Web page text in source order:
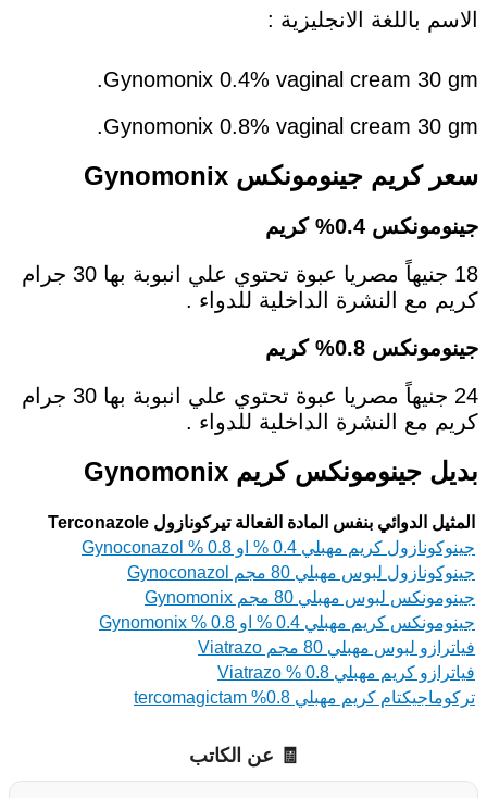
الاسم باللغة الانجليزية :
Gynomonix 0.4% vaginal cream 30 gm.
Gynomonix 0.8% vaginal cream 30 gm.
سعر كريم جينومونكس Gynomonix
جينومونكس 0.4% كريم
18 جنيهاً مصريا عبوة تحتوي علي انبوبة بها 30 جرام
كريم مع النشرة الداخلية للدواء .
جينومونكس 0.8% كريم
24 جنيهاً مصريا عبوة تحتوي علي انبوبة بها 30 جرام
كريم مع النشرة الداخلية للدواء .
بديل جينومونكس كريم Gynomonix
المثيل الدوائي بنفس المادة الفعالة تيركونازول Terconazole
جينوكونازول كريم مهبلي 0.4 % او 0.8 % Gynoconazol
جينوكونازول لبوس مهبلي 80 مجم Gynoconazol
جينومونكس لبوس مهبلي 80 مجم Gynomonix
جينومونكس كريم مهبلي 0.4 % او 0.8 % Gynomonix
فياترازو لبوس مهبلي 80 مجم Viatrazo
فياترازو كريم مهبلي 0.8 % Viatrazo
تركوماجيكتام كريم مهبلي 0.8% tercomagictam
🧾 عن الكاتب